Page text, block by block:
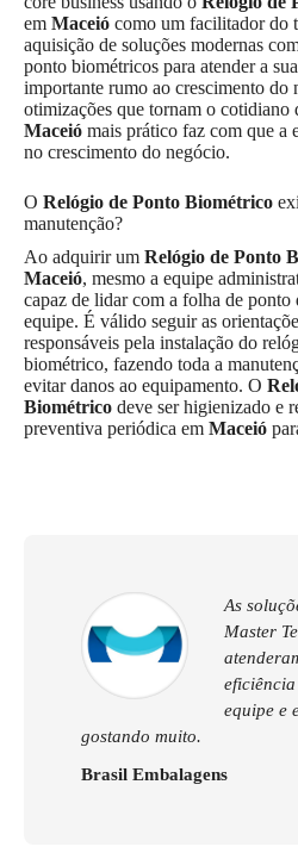
em Maceió como um facilitador do
aquisição de soluções modernas
ponto biométricos para atender a
importante rumo ao crescimento do
otimizações que tornam o cotidiano
Maceió mais prático faz com que a
no crescimento do negócio.
O Relógio de Ponto Biométrico
manutenção?
Ao adquirir um Relógio de Ponto
Maceió, mesmo a equipe
capaz de lidar com a folha de ponto
equipe. É válido seguir as
responsáveis pela instalação do
biométrico, fazendo toda a
evitar danos ao equipamento. O
Biométrico deve ser higienizado e
preventiva periódica em Maceió
As
Master
eficiência
equipe e
gostando muito.
Brasil Embalagens